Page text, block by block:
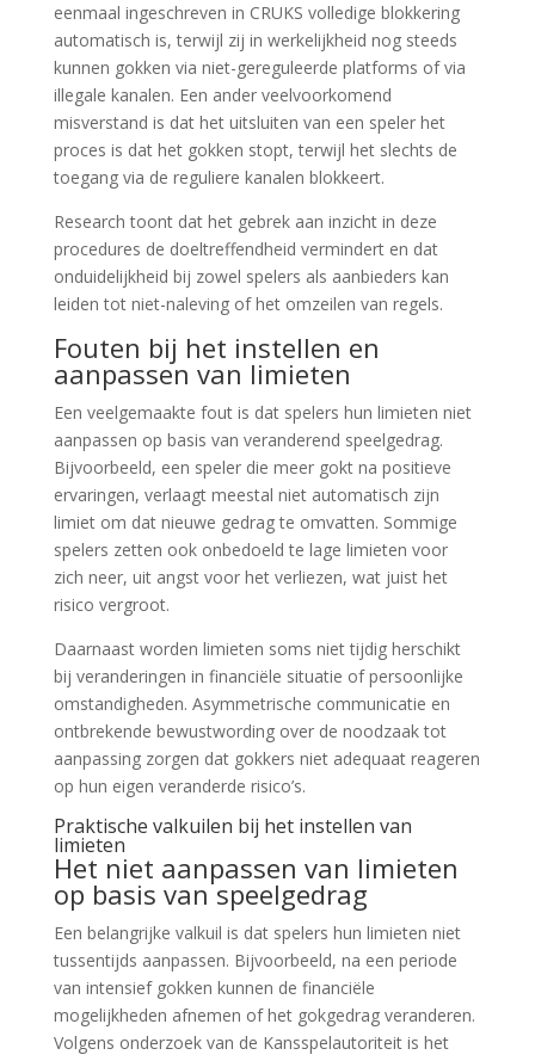
eenmaal ingeschreven in CRUKS volledige blokkering
automatisch is, terwijl zij in werkelijkheid nog steeds
kunnen gokken via niet-gereguleerde platforms of via
illegale kanalen. Een ander veelvoorkomend
misverstand is dat het uitsluiten van een speler het
proces is dat het gokken stopt, terwijl het slechts de
toegang via de reguliere kanalen blokkeert.
Research toont dat het gebrek aan inzicht in deze
procedures de doeltreffendheid vermindert en dat
onduidelijkheid bij zowel spelers als aanbieders kan
leiden tot niet-naleving of het omzeilen van regels.
Fouten bij het instellen en
aanpassen van limieten
Een veelgemaakte fout is dat spelers hun limieten niet
aanpassen op basis van veranderend speelgedrag.
Bijvoorbeeld, een speler die meer gokt na positieve
ervaringen, verlaagt meestal niet automatisch zijn
limiet om dat nieuwe gedrag te omvatten. Sommige
spelers zetten ook onbedoeld te lage limieten voor
zich neer, uit angst voor het verliezen, wat juist het
risico vergroot.
Daarnaast worden limieten soms niet tijdig herschikt
bij veranderingen in financiële situatie of persoonlijke
omstandigheden. Asymmetrische communicatie en
ontbrekende bewustwording over de noodzaak tot
aanpassing zorgen dat gokkers niet adequaat reageren
op hun eigen veranderde risico’s.
Praktische valkuilen bij het instellen van
limieten
Het niet aanpassen van limieten
op basis van speelgedrag
Een belangrijke valkuil is dat spelers hun limieten niet
tussentijds aanpassen. Bijvoorbeeld, na een periode
van intensief gokken kunnen de financiële
mogelijkheden afnemen of het gokgedrag veranderen.
Volgens onderzoek van de Kansspelautoriteit is het